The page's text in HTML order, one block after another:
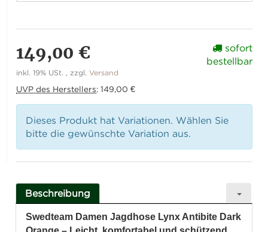
149,00 €
inkl. 19% USt. , zzgl.Versand
UVP des Herstellers:149,00 €
sofort
bestellbar
Dieses Produkt hat Variationen. Wählen Sie
bitte die gewünschte Variation aus.
Beschreibung
Swedteam Damen Jagdhose Lynx Antibite Dark